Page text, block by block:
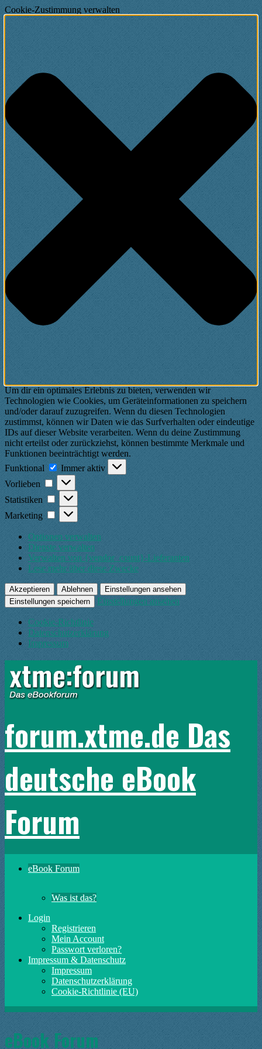
Cookie-Zustimmung verwalten
Um dir ein optimales Erlebnis zu bieten, verwenden wir
Technologien wie Cookies, um Geräteinformationen zu speichern
und/oder darauf zuzugreifen. Wenn du diesen Technologien
zustimmst, können wir Daten wie das Surfverhalten oder eindeutige
IDs auf dieser Website verarbeiten. Wenn du deine Zustimmung
nicht erteilst oder zurückziehst, können bestimmte Merkmale und
Funktionen beeinträchtigt werden.
Funktional
Funktional
Immer aktiv
Vorlieben
Vorlieben
Statistiken Statistiken
Marketing Marketing
Optionen verwalten
Dienste verwalten
Verwalten von {vendor_count}-Lieferanten
Lese mehr über diese Zwecke
Akzeptieren Ablehnen
Einstellungen ansehen
Einstellungen speichern
Einstellungen ansehen
Cookie-Richtlinie
Datenschutzerklärung
Impressum
forum.xtme.de Das
deutsche eBook
Forum
eBook Forum
Was ist das?
Login
Registrieren
Mein Account
Passwort verloren?
Impressum & Datenschutz
Impressum
Datenschutzerklärung
Cookie-Richtlinie (EU)
eBook Forum